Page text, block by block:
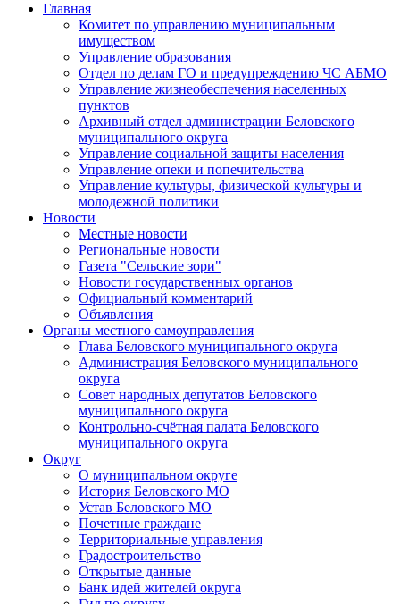
Главная
Комитет по управлению муниципальным
имуществом
Управление образования
Отдел по делам ГО и предупреждению ЧС АБМО
Управление жизнеобеспечения населенных
пунктов
Архивный отдел администрации Беловского
муниципального округа
Управление социальной защиты населения
Управление опеки и попечительства
Управление культуры, физической культуры и
молодежной политики
Новости
Местные новости
Региональные новости
Газета "Сельские зори"
Новости государственных органов
Официальный комментарий
Объявления
Органы местного самоуправления
Глава Беловского муниципального округа
Администрация Беловского муниципального
округа
Совет народных депутатов Беловского
муниципального округа
Контрольно-счётная палата Беловского
муниципального округа
Округ
О муниципальном округе
История Беловского МО
Устав Беловского МО
Почетные граждане
Территориальные управления
Градостроительство
Открытые данные
Банк идей жителей округа